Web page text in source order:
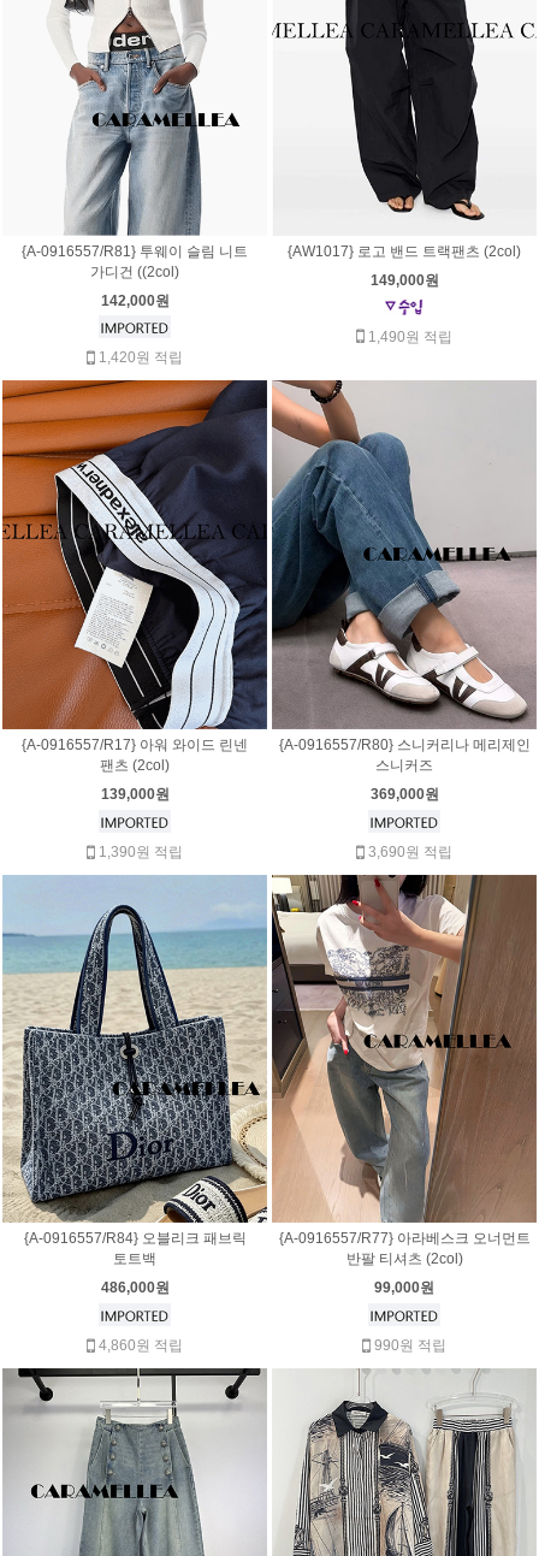
{A-0916557/R81} 투웨이 슬림 니트
가디건 ((2col)
142,000원
1,420원 적립
{AW1017} 로고 밴드 트랙팬츠 (2col)
149,000원
1,490원 적립
{A-0916557/R17} 아워 와이드 린넨
팬츠 (2col)
139,000원
1,390원 적립
{A-0916557/R80} 스니커리나 메리제인
스니커즈
369,000원
3,690원 적립
{A-0916557/R84} 오블리크 패브릭
토트백
486,000원
4,860원 적립
{A-0916557/R77} 아라베스크 오너먼트
반팔 티셔츠 (2col)
99,000원
990원 적립